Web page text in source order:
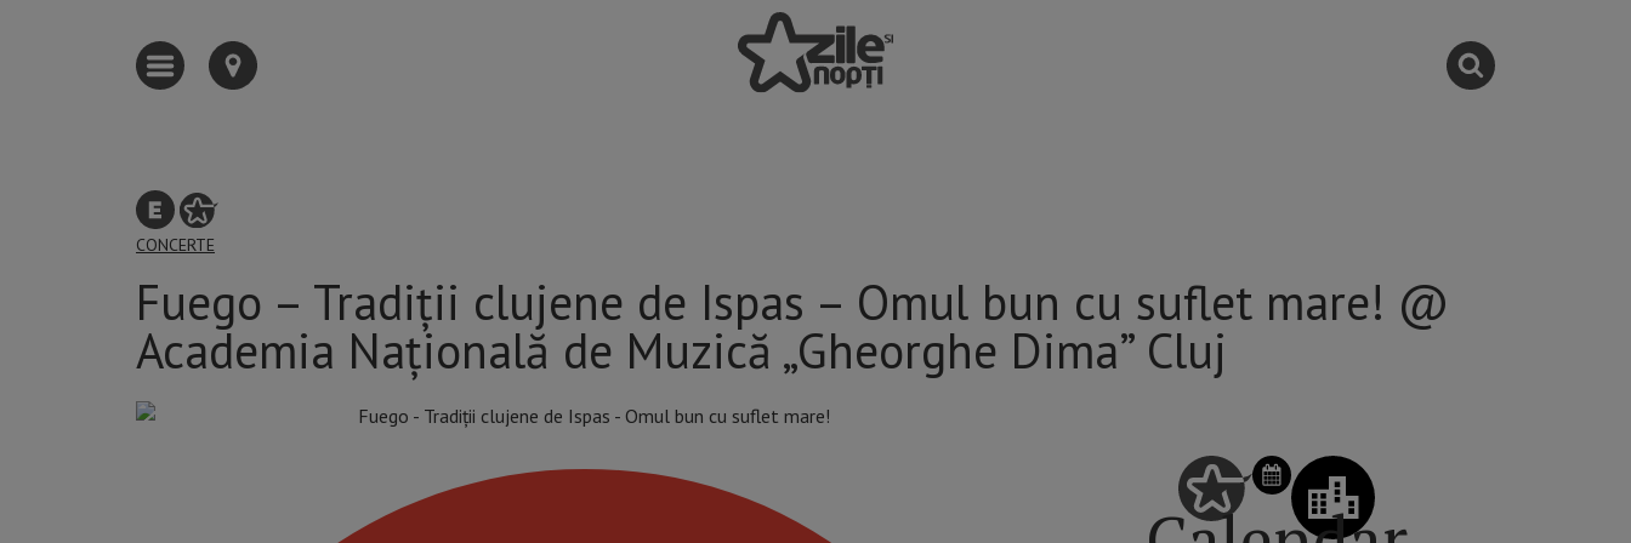
CONCERTE
Fuego – Tradiții clujene de Ispas – Omul bun cu suflet mare! @
Academia Națională de Muzică „Gheorghe Dima” Cluj